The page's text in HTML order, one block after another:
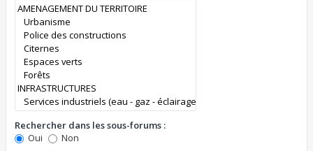
Rechercher dans les sous-forums :
Oui
Non